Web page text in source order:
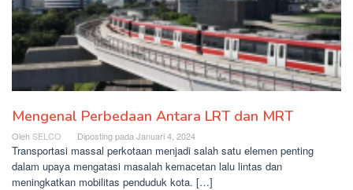
Mengenal Perbedaan Antara LRT dan MRT
Oleh SELCO Diposting pada Januari 4, 2024
Transportasi massal perkotaan menjadi salah satu elemen penting
dalam upaya mengatasi masalah kemacetan lalu lintas dan
meningkatkan mobilitas penduduk kota. […]